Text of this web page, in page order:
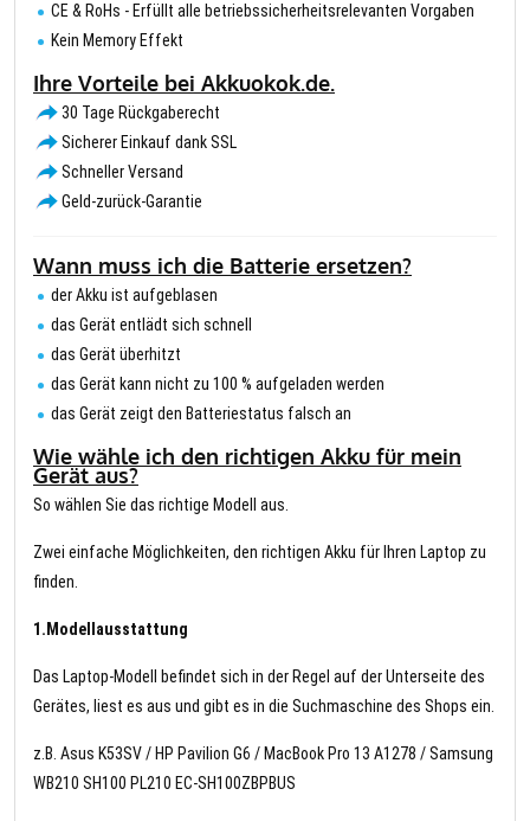
CE & RoHs - Erfüllt alle betriebssicherheitsrelevanten Vorgaben
Kein Memory Effekt
Ihre Vorteile bei Akkuokok.de.
30 Tage Rückgaberecht
Sicherer Einkauf dank SSL
Schneller Versand
Geld-zurück-Garantie
Wann muss ich die Batterie ersetzen?
der Akku ist aufgeblasen
das Gerät entlädt sich schnell
das Gerät überhitzt
das Gerät kann nicht zu 100 % aufgeladen werden
das Gerät zeigt den Batteriestatus falsch an
Wie wähle ich den richtigen Akku für mein
Gerät aus?
So wählen Sie das richtige Modell aus.
Zwei einfache Möglichkeiten, den richtigen Akku für Ihren Laptop zu
finden.
1.Modellausstattung
Das Laptop-Modell befindet sich in der Regel auf der Unterseite des
Gerätes, liest es aus und gibt es in die Suchmaschine des Shops ein.
z.B. Asus K53SV / HP Pavilion G6 / MacBook Pro 13 A1278 / Samsung
WB210 SH100 PL210 EC-SH100ZBPBUS